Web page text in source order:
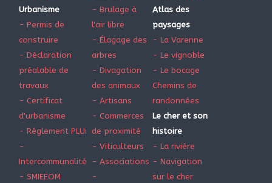
Urbanisme
- Permis de
construire
- Déclaration
préalable de
travaux
- Certificat
d'urbanisme
- Réglement PLUi
-
Intercommunalité
- SMIEEOM
- Brulage à
l'air libre
- Élagage des
arbres
- Divagation
des animaux
- Artisans
- Commerces
de proximité
- Viticulteurs
- Associations
-
Atlas des
paysages
- La Varenne
- Le vignoble
- Le bocage
Chemins de
randonnées
Le cher et son
histoire
- La rivière
- Navigation
sur le cher